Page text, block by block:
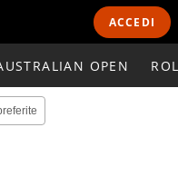
ACCEDI
OPEN